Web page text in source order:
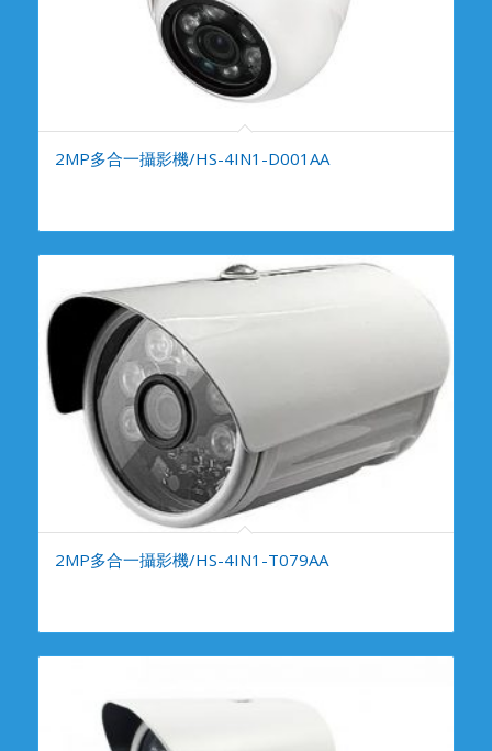
2MP多合一攝影機/HS-4IN1-D001AA
2MP多合一攝影機/HS-4IN1-T079AA